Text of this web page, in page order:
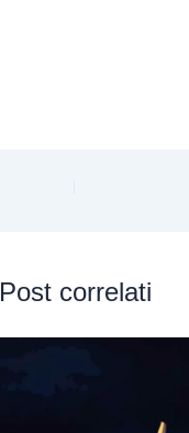
Post correlati